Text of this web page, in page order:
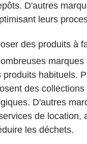
D'autres
leurs
des produits à
produits habituels.
des
D'autres
de location,
les déchets.